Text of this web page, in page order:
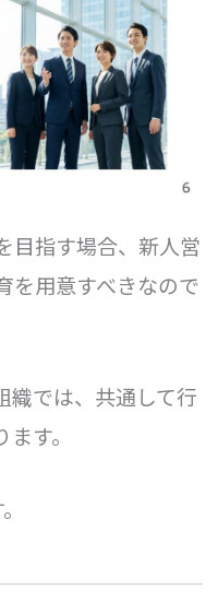
目指す場合、新人営
を用意すべきなので
織では、共通して行
す。